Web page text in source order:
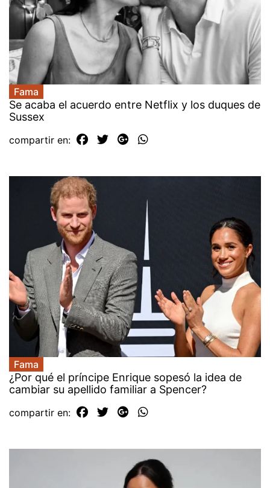
Fama
Se acaba el acuerdo entre Netflix y los duques de
Sussex
compartir en:
Fama
¿Por qué el príncipe Enrique sopesó la idea de
cambiar su apellido familiar a Spencer?
compartir en: